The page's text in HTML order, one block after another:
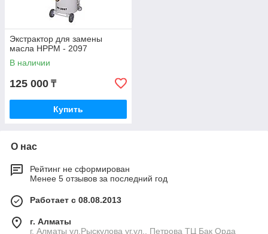
Экстрактор для замены
масла HPPM - 2097
В наличии
125 000 ₸
Купить
О нас
Рейтинг не сформирован
Менее 5 отзывов за последний год
Работает с 08.08.2013
г. Алматы
г. Алматы ул,Рыскулова уг.ул., Петрова ТЦ Бак Орда